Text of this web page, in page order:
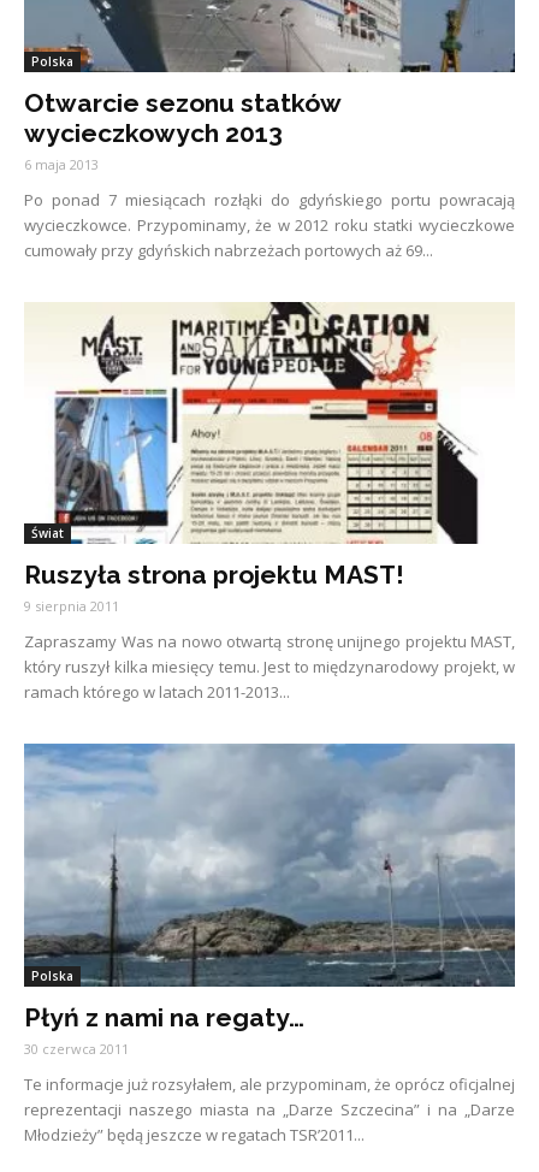
Polska
Otwarcie sezonu statków
wycieczkowych 2013
6 maja 2013
Po ponad 7 miesiącach rozłąki do gdyńskiego portu powracają
wycieczkowce. Przypominamy, że w 2012 roku statki wycieczkowe
cumowały przy gdyńskich nabrzeżach portowych aż 69...
Świat
Ruszyła strona projektu MAST!
9 sierpnia 2011
Zapraszamy Was na nowo otwartą stronę unijnego projektu MAST,
który ruszył kilka miesięcy temu. Jest to międzynarodowy projekt, w
ramach którego w latach 2011-2013...
Polska
Płyń z nami na regaty…
30 czerwca 2011
Te informacje już rozsyłałem, ale przypominam, że oprócz oficjalnej
reprezentacji naszego miasta na „Darze Szczecina” i na „Darze
Młodzieży” będą jeszcze w regatach TSR’2011...